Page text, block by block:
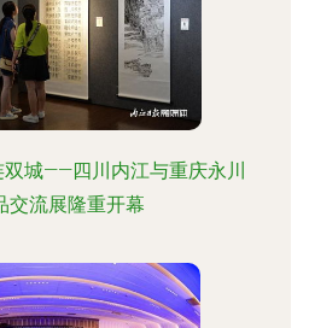
城——四川内江与重庆永川
交流展隆重开幕